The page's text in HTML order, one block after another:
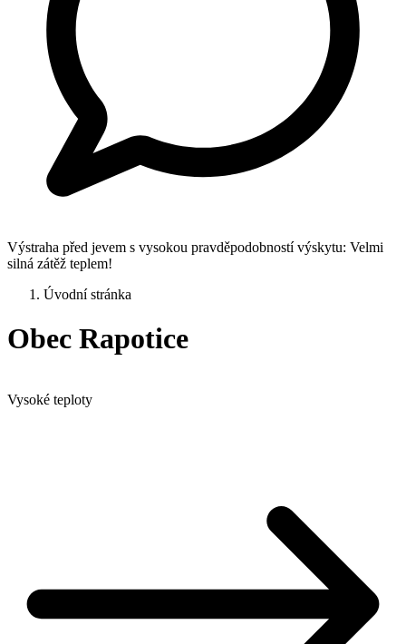
Výstraha před jevem s vysokou pravděpodobností výskytu: Velmi
silná zátěž teplem!
Úvodní stránka
Obec Rapotice
Vysoké teploty